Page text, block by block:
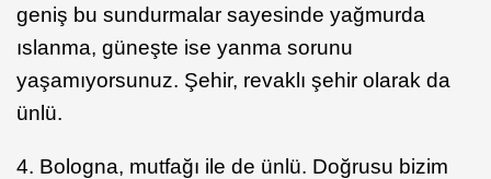
geniş bu sundurmalar sayesinde yağmurda
ıslanma, güneşte ise yanma sorunu
yaşamıyorsunuz. Şehir, revaklı şehir olarak da
ünlü.
4. Bologna, mutfağı ile de ünlü. Doğrusu bizim